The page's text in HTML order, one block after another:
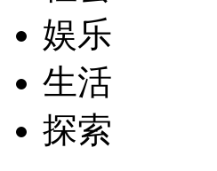
娱乐
生活
探索